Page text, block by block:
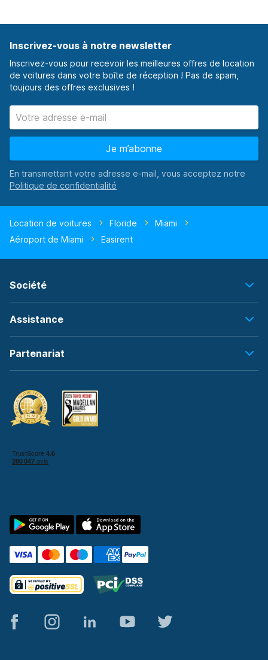
Inscrivez-vous à notre newsletter
Inscrivez-vous pour recevoir les meilleures offres de location
de voitures dans votre boîte de réception ! Pas de spam,
toujours des offres exclusives !
Je m’abonne
En transmettant votre adresse e-mail, vous acceptez notre
Location de voitures Floride
Miami
Aéroport de Miami
Easirent
Société
Assistance
Partenariat